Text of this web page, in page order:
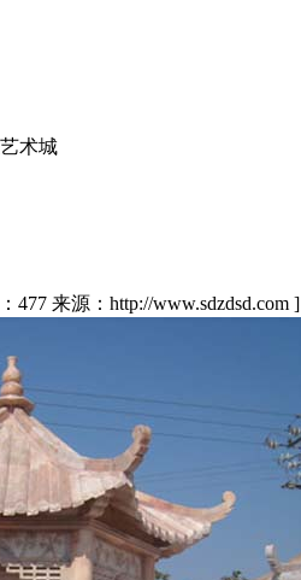
术城
来源：http://www.sdzdsd.com ]